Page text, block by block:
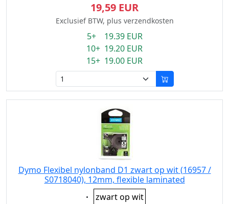
19,59 EUR
Exclusief BTW, plus verzendkosten
5+ 19.39 EUR
10+ 19.20 EUR
15+ 19.00 EUR
Dymo Flexibel nylonband D1 zwart op wit (16957 /
S0718040), 12mm, flexible laminated
Eigenschaft:
zwart op wit